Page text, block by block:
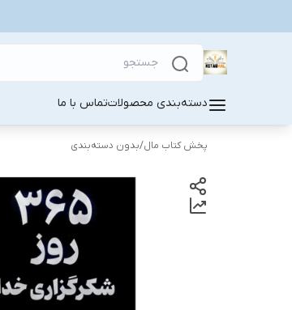
دسته‌بندی محصولاتتماس با ما
پخش کتاب مال/بدون دسته‌بندی